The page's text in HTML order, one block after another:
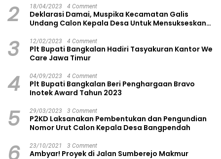
2 18/04/2023 4 Comment
Deklarasi Damai, Muspika Kecamatan Galis
Undang Calon Kepala Desa Untuk Mensukseskan
3 12/02/2023 4 Comment
Plt Bupati Bangkalan Hadiri Tasyakuran Kantor We
Care Jawa Timur
4 04/09/2023 4 Comment
Plt Bupati Bangkalan Beri Penghargaan Bravo
Inotek Award Tahun 2023
5 29/03/2023 3 Comment
P2KD Laksanakan Pembentukan dan Pengundian
Nomor Urut Calon Kepala Desa Bangpendah
23/10/2021 3 Comment
Ambyar! Proyek di Jalan Sumberejo Makmur